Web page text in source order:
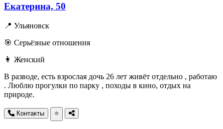
Екатерина, 50
📍 Ульяновск
🎯 Серьёзные отношения
👩 Женский
В разводе, есть взрослая дочь 26 лет живёт отдельно , работаю
. Люблю прогулки по парку , походы в кино, отдых на
природе.
Контакты ⭐